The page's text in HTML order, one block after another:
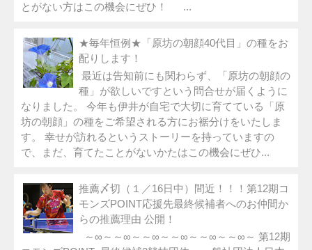
とがない方はこの機会にぜひ！ ...
★毎年恒例★「原坊の朝顔40代目」の種をお
配りします！
最近は告知前にも関わらず、「原坊の朝顔の
種」が欲しいですという問合せが届くように
なりました。 今年も伊井が自宅で大切に育てている「原
坊の朝顔」の種をご希望される方にお裾分けをいたしま
す。 幸せが訪れるというストーリーを持っていますの
で、まだ、育てたことがないかたはこの機会にぜひ...
推薦〆切（１／16日中）間近！！！第12期コ
モンズPOINT応援先最終候補者へのお仲間か
らの推薦理由 公開！
～∞～～∞～～∞～～∞～～∞～～∞～ 第12期